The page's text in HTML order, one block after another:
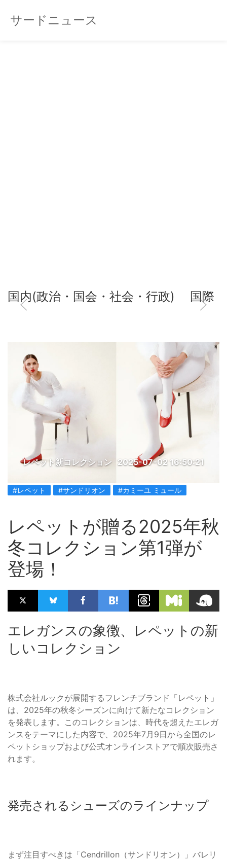
サードニュース
国内(政治・国会・社会・行政) 国際
レペット新コレクション 2025-07-02 16:50:21
#レペット #サンドリオン #カミーユ ミュール
レペットが贈る2025年秋
冬コレクション第1弾が
登場！
エレガンスの象徴、レペットの新
しいコレクション
株式会社ルックが展開するフレンチブランド「レペット」
は、2025年の秋冬シーズンに向けて新たなコレクション
を発表します。このコレクションは、時代を超えたエレガ
ンスをテーマにした内容で、2025年7月9日から全国のレ
ペットショップおよび公式オンラインストアで順次販売さ
れます。
発売されるシューズのラインナップ
まず注目すべきは「Cendrillon（サンドリオン）」バレリ